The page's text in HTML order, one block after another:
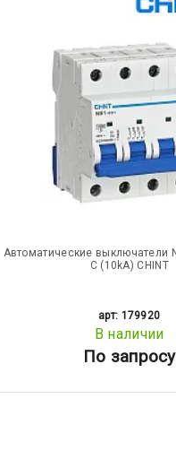
Автоматические выключатели
C (10kA) CHINT
арт: 179920
В наличии
По запросу